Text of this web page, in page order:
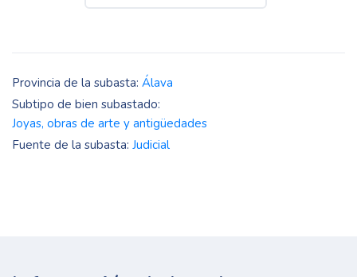
Provincia de la subasta: Álava
Subtipo de bien subastado:
Joyas, obras de arte y antigüedades
Fuente de la subasta: Judicial